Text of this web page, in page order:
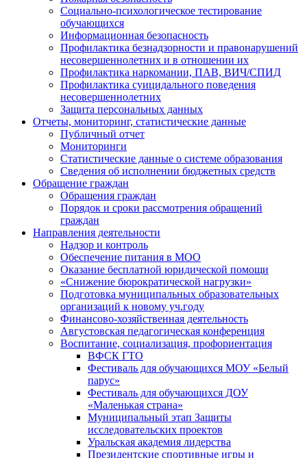
Социально-психологическое тестирование
обучающихся
Информационная безопасность
Профилактика безнадзорности и правонарушений
несовершеннолетних и в отношении их
Профилактика наркомании, ПАВ, ВИЧ/СПИД
Профилактика суицидального поведения
несовершеннолетних
Защита персональных данных
Отчеты, мониторинг, статистические данные
Публичный отчет
Мониторинги
Статистические данные о системе образования
Сведения об исполнении бюджетных средств
Обращение граждан
Обращения граждан
Порядок и сроки рассмотрения обращений
граждан
Направления деятельности
Надзор и контроль
Обеспечение питания в МОО
Оказание бесплатной юридической помощи
«Снижение бюрократической нагрузки»
Подготовка муниципальных образовательных
организаций к новому уч.году
Финансово-хозяйственная деятельность
Августовская педагогическая конференция
Воспитание, социализация, профориентация
ВФСК ГТО
Фестиваль для обучающихся МОУ «Белый
парус»
Фестиваль для обучающихся ДОУ
«Маленькая страна»
Муниципальный этап Защиты
исследовательских проектов
Уральская академия лидерства
Президентские спортивные игры и